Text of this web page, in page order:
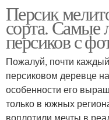
Персик
сорта. Самые
персиков с
Пожалуй, почти
персиковом деревце
особенности его
только в южных